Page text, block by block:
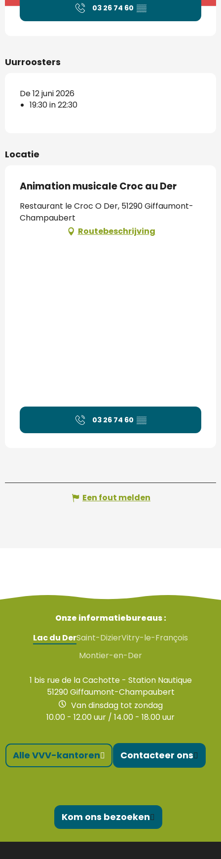
03 26 74 60 ▒▒
Uurroosters
De 12 juni 2026
19:30 in 22:30
Locatie
Animation musicale Croc au Der
Restaurant le Croc O Der, 51290 Giffaumont-
Champaubert
Routebeschrijving
03 26 74 60 ▒▒
Een fout melden
Onze informatiebureaus :
Lac du DerSaint-DizierVitry-le-François
Montier-en-Der
1 bis rue de la Cachotte - Station Nautique
51290 Giffaumont-Champaubert
Van dinsdag tot zondag
10.00 - 12.00 uur / 14.00 - 18.00 uur
Alle VVV-kantoren Contacteer ons
Kom ons bezoeken